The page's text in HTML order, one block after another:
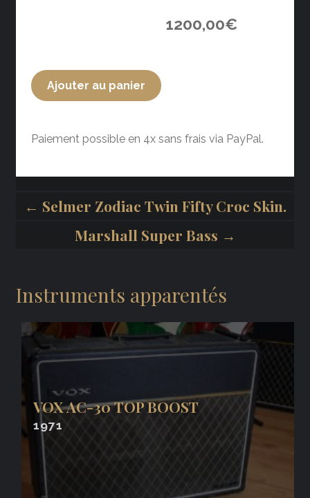
1200,00€
Ajouter au panier
Paiement possible en 4x sans frais via PayPal.
← Selmer Zodiac Twin Fifty Croc Skin.
Marshall Super Bass →
Instruments apparentés
VOX AC-30 TOP BOOST
1971